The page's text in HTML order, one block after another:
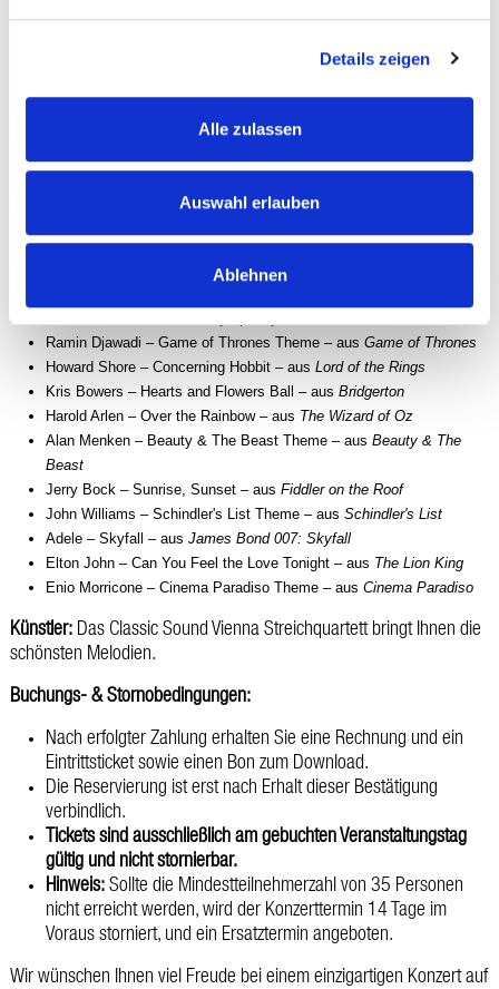
Details zeigen
Alle zulassen
Auswahl erlauben
Ablehnen
Für Informationen zur Anreise klicken Sie bittehierund für unseren
Sicherheitsbestimmungen bitte
Genießen Sie Klassiker wie:
Hans Zimmer – Pirates of the Caribbean – ausPirates of the
Ramin Djawadi – Game of Thrones Theme – aus Game of Thrones
Howard Shore – Concerning Hobbit – aus Lord of the Rings
Kris Bowers – Hearts and Flowers Ball – aus Bridgerton
Harold Arlen – Over the Rainbow – aus The Wizard of Oz
Alan Menken – Beauty & The Beast Theme – aus Beauty & The
Beast
Jerry Bock –Sunrise, Sunset – aus Fiddler on the Roof
John Williams – Schindler's List Theme – aus Schindler's List
Adele – Skyfall – aus James Bond 007: Skyfall
Elton John – Can You Feel the Love Tonight – aus The Lion King
Enio Morricone – Cinema Paradiso Theme – aus Cinema Paradiso
Künstler: Das Classic Sound Vienna Streichquartett bringt Ihnen die
schönsten Melodien.
Buchungs- & Stornobedingungen:
Nach erfolgter Zahlung erhalten Sie eine Rechnung und ein
Eintrittsticket sowie einen Bon zum Download.
Die Reservierung ist erst nach Erhalt dieser Bestätigung
verbindlich.
Tickets sind ausschließlich am gebuchten Veranstaltungstag
gültig und nicht stornierbar.
Hinweis: Sollte die Mindestteilnehmerzahl von 35 Personen
nicht erreicht werden, wird der Konzerttermin 14 Tage im
Voraus storniert, und ein Ersatztermin angeboten.
Wir wünschen Ihnen viel Freude bei einem einzigartigen Konzert auf